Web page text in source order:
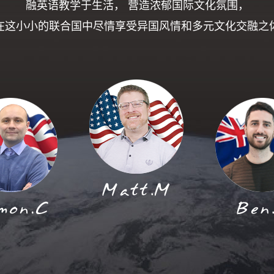
融英语教学于生活， 营造浓郁国际文化氛围，
这小小的联合国中尽情享受异国风情和多元文化交融之